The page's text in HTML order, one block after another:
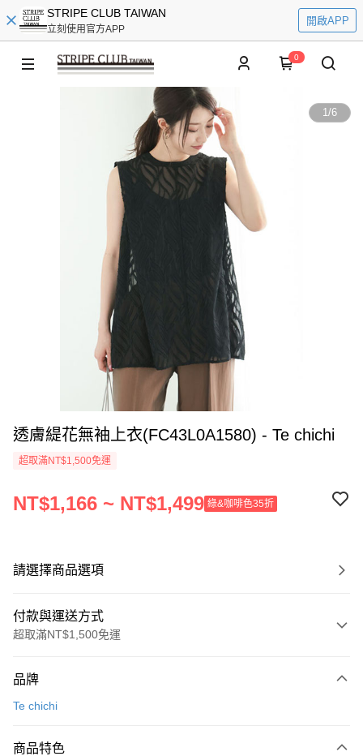
STRIPE CLUB TAIWAN
立刻使用官方APP
開啟APP
0
1/6
透膚緹花無袖上衣(FC43L0A1580) - Te chichi
超取滿NT$1,500免運
NT$1,166 ~ NT$1,499 綠&咖啡色35折
請選擇商品選項
付款與運送方式
超取滿NT$1,500免運
信用卡一次付款
3 期 0 利率 每期
品牌
Te chichi
商品特色